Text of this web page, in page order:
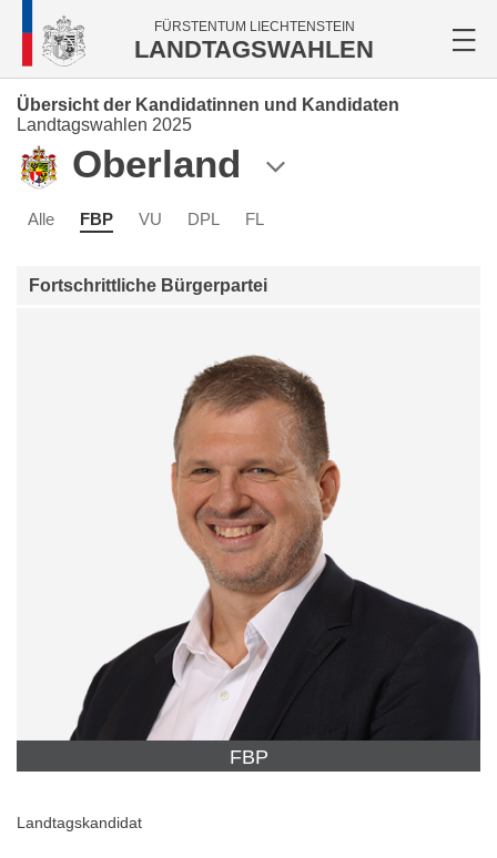
FÜRSTENTUM LIECHTENSTEIN
LANDTAGSWAHLEN
Übersicht der Kandidatinnen und Kandidaten
Landtagswahlen 2025
Oberland
Alle FBP VU DPL FL
Fortschrittliche Bürgerpartei
FBP
Landtagskandidat